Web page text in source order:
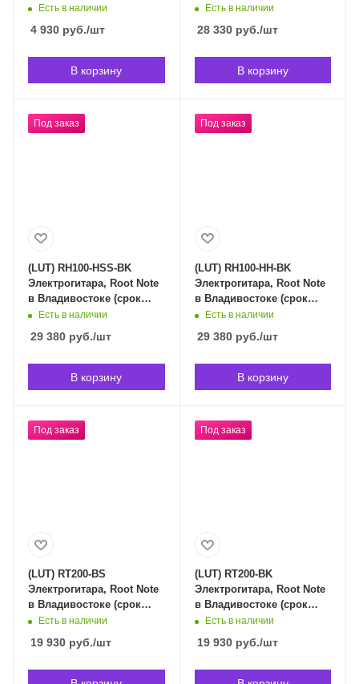
черный, Levy's в
доставки индивидуален)
Есть в наличии
4 930 руб./шт
В корзину
доставки индивидуален)
Есть в наличии
28 330руб./шт
В корзину
Под заказ
(LUT) RH100-HSS-BK
Электрогитара, Root Note
в Владивостоке (срок
доставки индивидуален)
Есть в наличии
29 380 руб./шт
В корзину
Под заказ
(LUT) RH100-HH-BK
Электрогитара, Root Note
в Владивостоке (срок
доставки индивидуален)
Есть в наличии
29 380руб./шт
В корзину
Под заказ
(LUT) RT200-BS
Электрогитара, Root Note
в Владивостоке (срок
доставки индивидуален)
Есть в наличии
19 930 руб./шт
Под заказ
(LUT) RT200-BK
Электрогитара, Root Note
в Владивостоке (срок
доставки индивидуален)
Есть в наличии
19 930руб./шт